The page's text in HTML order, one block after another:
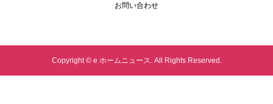
お問い合わせ
Copyright ©e ホームニュース. All Rights Reserved.